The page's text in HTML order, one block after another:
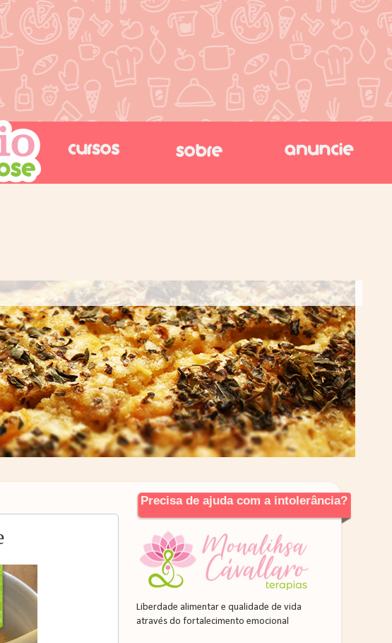
Precisa de ajuda com a intolerância?
Liberdade alimentar e qualidade de vida
através do fortalecimento emocional